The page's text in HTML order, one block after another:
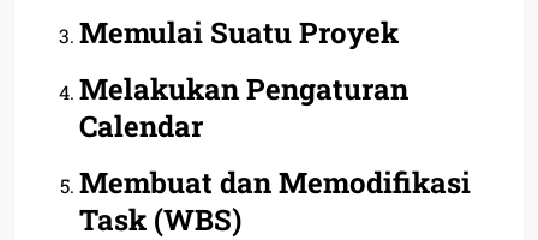
Memulai Suatu Proyek
Melakukan Pengaturan
Calendar
Membuat dan Memodifikasi
Task (WBS)